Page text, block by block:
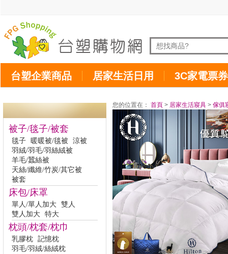
台塑企業商品 居家生活日用 3C家電票券
被子/毯子/被套
毯子 暖暖被/毯被
涼被
羽絨/羽毛/羽絲絨被
羊毛/蠶絲被
天絲/纖維/竹炭/其它被
被套
床包/床罩
單人/單人加大 雙人
雙人加大 特大
枕頭/枕套/枕巾
乳膠枕 記憶枕
羽毛/羽絨/絲絨枕
您的位置在： 首頁 > 居家生活寢具 > 傢俱